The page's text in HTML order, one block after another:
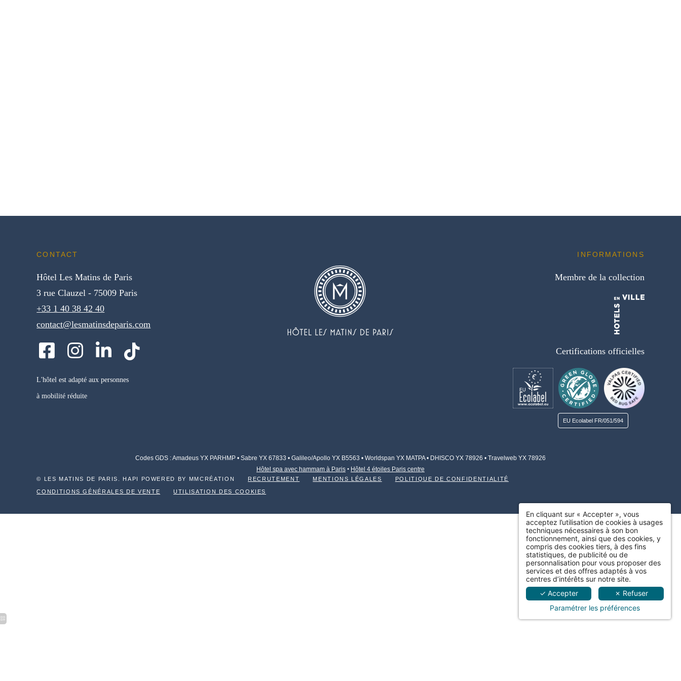
CONTACT
Hôtel Les Matins de Paris
3 rue Clauzel - 75009 Paris
+33 1 40 38 42 40
contact@lesmatinsdeparis.com
L'hôtel est adapté aux personnes
à mobilité réduite
INFORMATIONS
Membre de la collection
Certifications officielles
EU Ecolabel FR/051/594
Codes GDS : Amadeus YX PARHMP • Sabre YX 67833 • Galileo/Apollo YX B5563 • Worldspan YX MATPA• DHISCO YX 78926 • Travelweb YX 78926
Hôtel spa avec hammam à Paris• Hôtel 4 étoiles Paris centre
© LES MATINS DE PARIS. HAPI POWERED BY MMCRÉATION RECRUTEMENT MENTIONS LÉGALES POLITIQUE DE CONFIDENTIALITÉ
CONDITIONS GÉNÉRALES DE VENTE UTILISATION DES COOKIES
En cliquant sur « Accepter », vous
acceptez l’utilisation de cookies à usages
techniques nécessaires à son bon
fonctionnement, ainsi que des cookies, y
compris des cookies tiers, à des fins
statistiques, de publicité ou de
personnalisation pour vous proposer des
services et des offres adaptés à vos
centres d’intérêts sur notre site.
✓ Accepter
✗ Refuser
Paramétrer les préférences